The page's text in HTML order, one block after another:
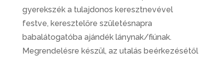
gyerekszék a tulajdonos keresztnevével
festve, keresztelőre születésnapra
babalátogatóba ajándék lánynak/fiúnak.
Megrendelésre készül, az utalás beérkezésétől